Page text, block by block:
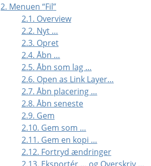
2. Menuen“Fil”
2.1. Overview
2.2. Nyt …
2.3. Opret
2.4. Åbn …
2.5. Åbn som lag …
2.6. Open as Link Layer…
2.7. Åbn placering …
2.8. Åbn seneste
2.9. Gem
2.10. Gem som …
2.11. Gem en kopi …
2.12. Fortryd ændringer